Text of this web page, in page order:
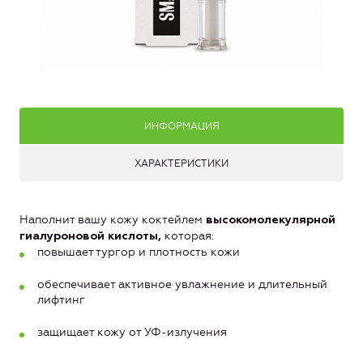
ИНФОРМАЦИЯ
ХАРАКТЕРИСТИКИ
Наполнит вашу кожу коктейлем высокомолекулярной
гиалуроновой кислоты, которая:
повышает тургор и плотность кожи
обеспечивает активное увлажнение и длительный
лифтинг
защищает кожу от УФ-излучения